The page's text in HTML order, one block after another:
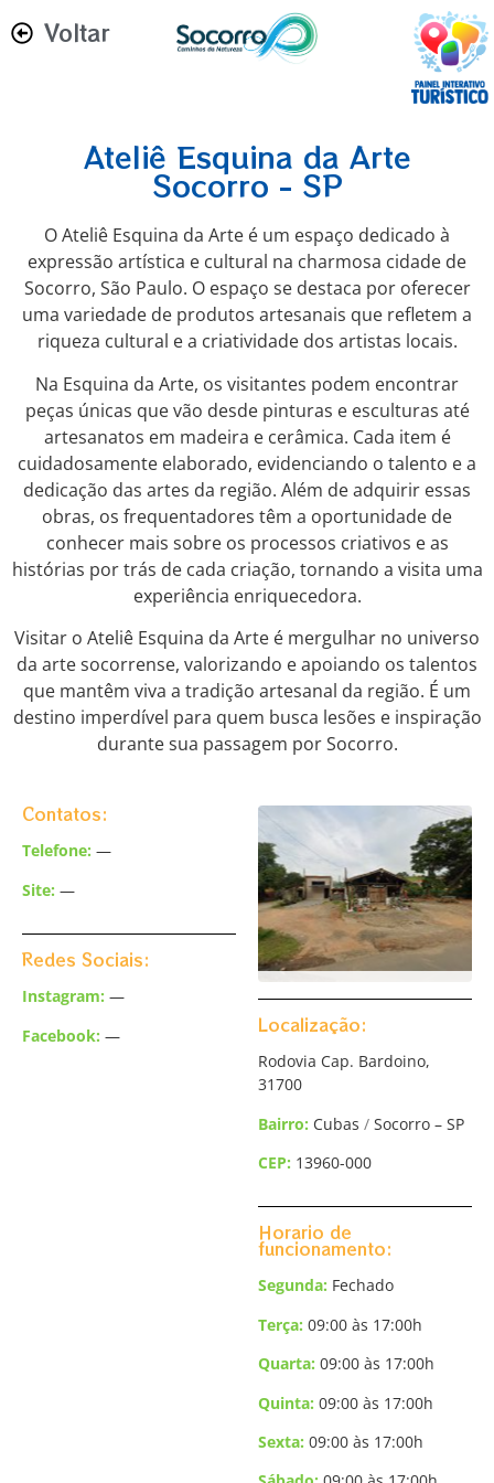
Voltar
Ateliê Esquina da Arte
Socorro - SP
O Ateliê Esquina da Arte é um espaço dedicado à
expressão artística e cultural na charmosa cidade de
Socorro, São Paulo. O espaço se destaca por oferecer
uma variedade de produtos artesanais que refletem a
riqueza cultural e a criatividade dos artistas locais.
Na Esquina da Arte, os visitantes podem encontrar
peças únicas que vão desde pinturas e esculturas até
artesanatos em madeira e cerâmica. Cada item é
cuidadosamente elaborado, evidenciando o talento e a
dedicação das artes da região. Além de adquirir essas
obras, os frequentadores têm a oportunidade de
conhecer mais sobre os processos criativos e as
histórias por trás de cada criação, tornando a visita uma
experiência enriquecedora.
Visitar o Ateliê Esquina da Arte é mergulhar no universo
da arte socorrense, valorizando e apoiando os talentos
que mantêm viva a tradição artesanal da região. É um
destino imperdível para quem busca lesões e inspiração
durante sua passagem por Socorro.
Contatos:
Telefone: —
Site: —
Redes Sociais:
Instagram: —
Facebook: — Localização:
Rodovia Cap. Bardoino,
31700
Bairro: Cubas / Socorro – SP
CEP: 13960-000
Horario de
funcionamento:
Segunda: Fechado
Terça: 09:00 às 17:00h
Quarta: 09:00 às 17:00h
Quinta: 09:00 às 17:00h
Sexta: 09:00 às 17:00h